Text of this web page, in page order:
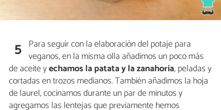
5 Para seguir con la elaboración del potaje para
veganos, en la misma olla añadimos un poco más
de aceite yechamos la patata y la zanahoria, peladas y
cortadas en trozos medianos. También añadimos la hoja
de laurel, cocinamos durante un par de minutos y
agregamos las lentejas que previamente hemos